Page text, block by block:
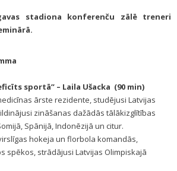
stadiona konferenču zālē treneri
sportā” – Laila Ušacka (90 min)
ārste rezidente, studējusi Latvijas
zināšanas dažādās tālākizglītības
Spānijā, Indonēzijā un citur.
hokeja un florbola komandās,
spēkos, strādājusi Latvijas Olimpiskajā